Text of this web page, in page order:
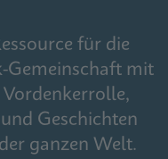
für die
Gemeinschaft mit
Geschichten
ganzen Welt.